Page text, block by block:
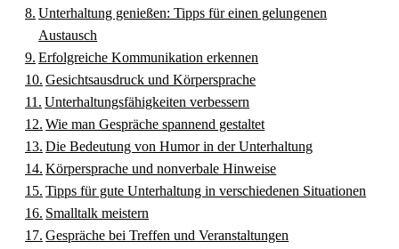
Unterhaltung genießen: Tipps für einen gelungenen
Austausch
Erfolgreiche Kommunikation erkennen
Gesichtsausdruck und Körpersprache
Unterhaltungsfähigkeiten verbessern
Wie man Gespräche spannend gestaltet
Die Bedeutung von Humor in der Unterhaltung
Körpersprache und nonverbale Hinweise
Tipps für gute Unterhaltung in verschiedenen Situationen
Smalltalk meistern
Gespräche bei Treffen und Veranstaltungen